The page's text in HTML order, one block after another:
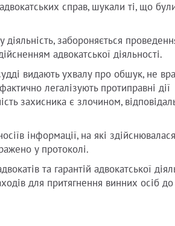
справ, шукали ті, що
забороняється
адвокатської діяльності.
видають ухвалу про обшук, не
легалізують протиправні дії
захисника є злочином,
інформації, на які
у протоколі.
та гарантій адвокатської
для притягнення винних осіб до